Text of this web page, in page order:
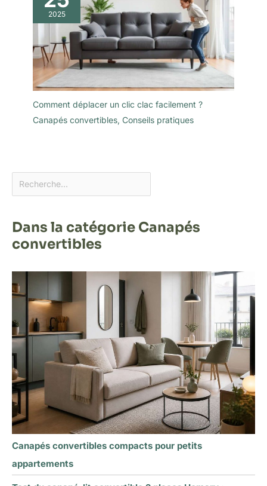
2025
Comment déplacer un clic clac facilement ?
Canapés convertibles, Conseils pratiques
Dans la catégorie Canapés
convertibles
Canapés convertibles compacts pour petits
appartements